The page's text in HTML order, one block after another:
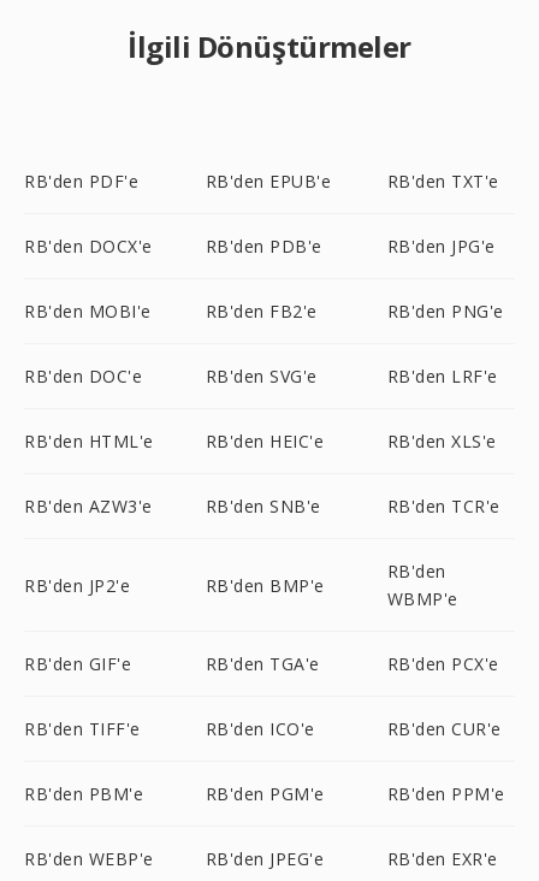
İlgili Dönüştürmeler
RB'den PDF'e RB'den EPUB'e RB'den TXT'e
RB'den DOCX'e RB'den PDB'e RB'den JPG'e
RB'den MOBI'e RB'den FB2'e RB'den PNG'e
RB'den DOC'e RB'den SVG'e RB'den LRF'e
RB'den HTML'e RB'den HEIC'e RB'den XLS'e
RB'den AZW3'e RB'den SNB'e RB'den TCR'e
RB'den JP2'e RB'den BMP'e
RB'den
WBMP'e
RB'den GIF'e RB'den TGA'e RB'den PCX'e
RB'den TIFF'e RB'den ICO'e RB'den CUR'e
RB'den PBM'e RB'den PGM'e RB'den PPM'e
RB'den WEBP'e RB'den JPEG'e RB'den EXR'e